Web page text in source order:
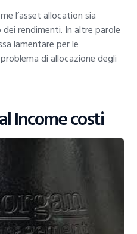
l’asset allocation sia
rendimenti. In altre parole
lamentare per le
di allocazione degli
Income costi